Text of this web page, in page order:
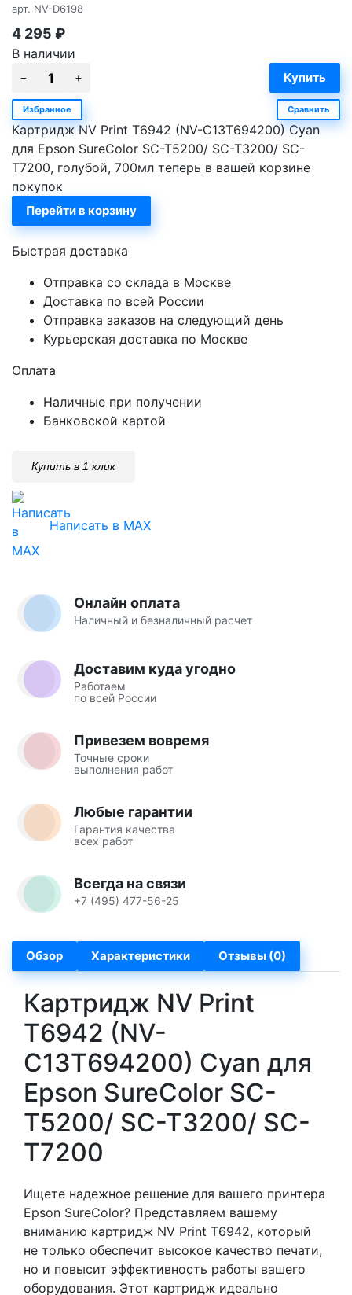
арт. NV-D6198
4 295 ₽
В наличии
Избранное Сравнить
Картридж NV Print T6942 (NV-C13T694200) Cyan
для Epson SureColor SC-T5200/ SC-T3200/ SC-
T7200, голубой, 700мл теперь в вашей корзине
покупок
Перейти в корзину
Быстрая доставка
Отправка со склада в Москве
Доставка по всей России
Отправка заказов на следующий день
Курьерская доставка по Москве
Оплата
Наличные при получении
Банковской картой
Купить в 1 клик
Написать в MAX
Онлайн оплата
Наличный и безналичный расчет
Доставим куда угодно
Работаем
по всей России
Привезем вовремя
Точные сроки
выполнения работ
Любые гарантии
Гарантия качества
всех работ
Всегда на связи
+7 (495) 477-56-25
Обзор Характеристики Отзывы (0)
Картридж NV Print
T6942 (NV-
C13T694200) Cyan для
Epson SureColor SC-
T5200/ SC-T3200/ SC-
T7200
Ищете надежное решение для вашего принтера
Epson SureColor? Представляем вашему
вниманию картридж NV Print T6942, который
не только обеспечит высокое качество печати,
но и повысит эффективность работы вашего
оборудования. Этот картридж идеально